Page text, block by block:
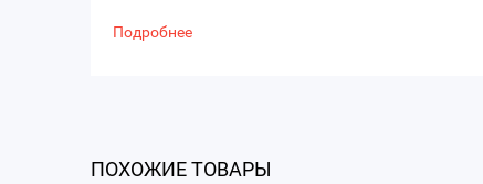
Подробнее
ПОХОЖИЕ ТОВАРЫ